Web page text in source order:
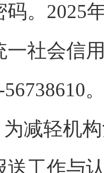
码。2025
一社会信
为减轻机
送工作与